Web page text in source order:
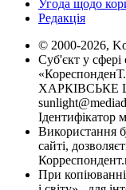
Угода щодо
Редакція
© 2000-2026,
Суб'єкт у сфері
ХАРКІВСЬКЕ
Ідентифікатор
Використання
сайті,
При копіюванні